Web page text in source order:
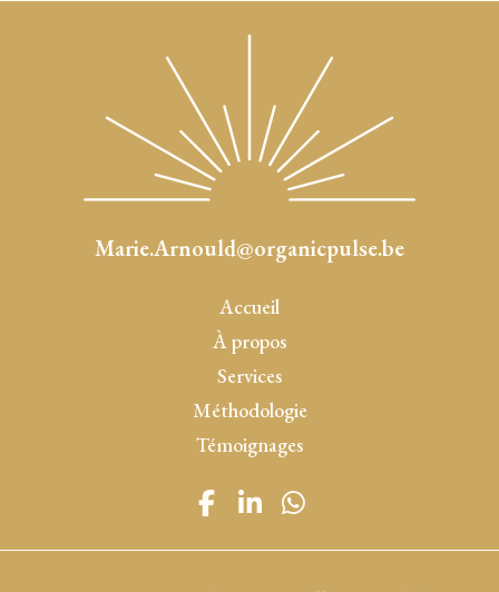
Marie.Arnould@organicpulse.be
Accueil
À propos
Services
Méthodologie
Témoignages
F
a
c
L
n
W
a